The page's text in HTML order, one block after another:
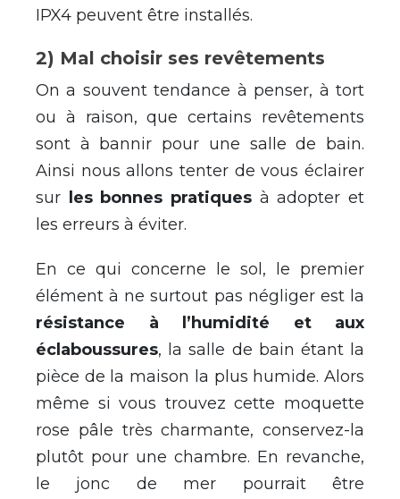
IPX4 peuvent être installés.
2) Mal choisir ses revêtements
On a souvent tendance à penser, à tort
ou à raison, que certains revêtements
sont à bannir pour une salle de bain.
Ainsi nous allons tenter de vous éclairer
sur
les bonnes pratiques à adopter et
les erreurs à éviter.
En ce qui concerne le sol, le premier
élément à ne surtout pas négliger est la
résistance à l’humidité et aux
éclaboussures, la salle de bain étant la
pièce de la maison la plus humide. Alors
même si vous trouvez cette moquette
rose pâle très charmante, conservez-la
plutôt pour une chambre. En revanche,
le jonc de mer pourrait être